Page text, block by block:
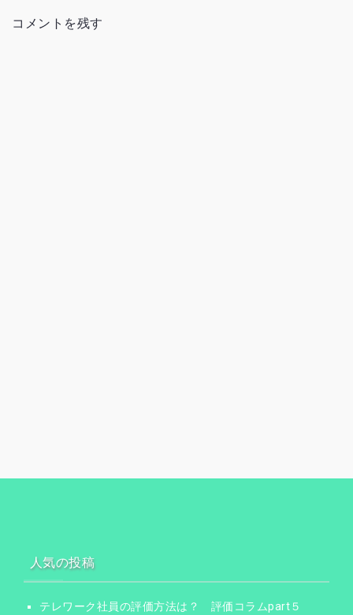
ョ
コメントを残す
人気の投稿
テレワーク社員の評価方法は？ 評価コラムpart５